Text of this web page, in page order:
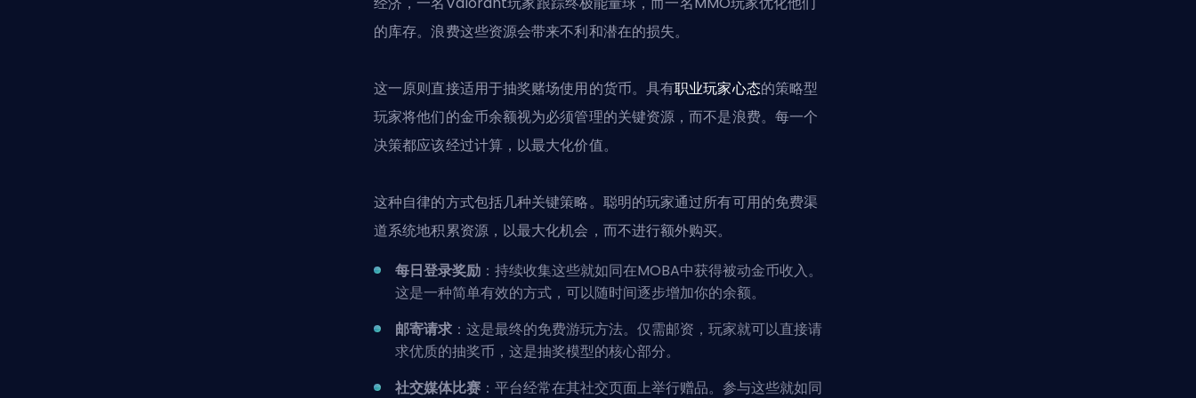
的库存。浪费这些资源会带来不利和潜在的损失。
这一原则直接适用于抽奖赌场使用的货币。具有职业玩家心态的策略型
玩家将他们的金币余额视为必须管理的关键资源，而不是浪费。每一个
决策都应该经过计算，以最大化价值。
这种自律的方式包括几种关键策略。聪明的玩家通过所有可用的免费渠
道系统地积累资源，以最大化机会，而不进行额外购买。
每日登录奖励 ：持续收集这些就如同在MOBA中获得被动金币收入。
这是一种简单有效的方式，可以随时间逐步增加你的余额。
邮寄请求 ：这是最终的免费游玩方法。仅需邮资，玩家就可以直接请
求优质的抽奖币，这是抽奖模型的核心部分。
社交媒体比赛 ：平台经常在其社交页面上举行赠品。参与这些就如同